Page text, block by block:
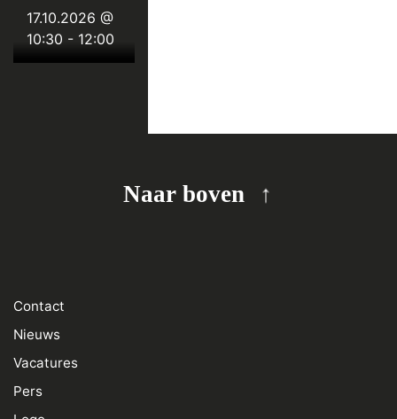
17.10.2026 @
10:30 - 12:00
Naar boven
Contact
Nieuws
Vacatures
Pers